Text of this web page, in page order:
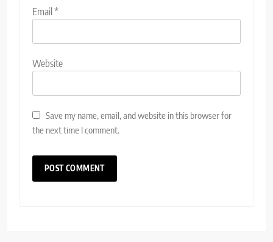
Email *
Website
Save my name, email, and website in this browser for
the next time I comment.